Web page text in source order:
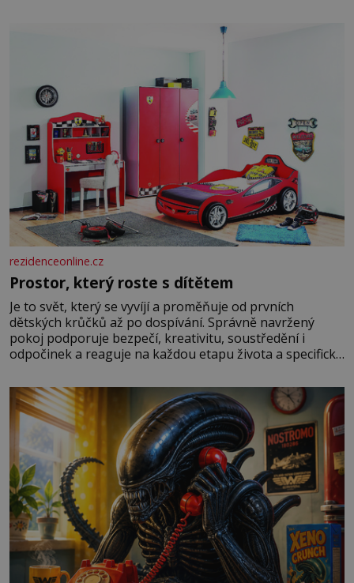
burácení skutečně ustane. Když o mnoho let později
rezidenceonline.cz
Prostor, který roste s dítětem
Je to svět, který se vyvíjí a proměňuje od prvních
dětských krůčků až po dospívání. Správně navržený
pokoj podporuje bezpečí, kreativitu, soustředění i
odpočinek a reaguje na každou etapu života a specifické
měkkost a bezpečí, proto by pokoj miminka měl působit
především klidně a útulně. Předškolní věk je